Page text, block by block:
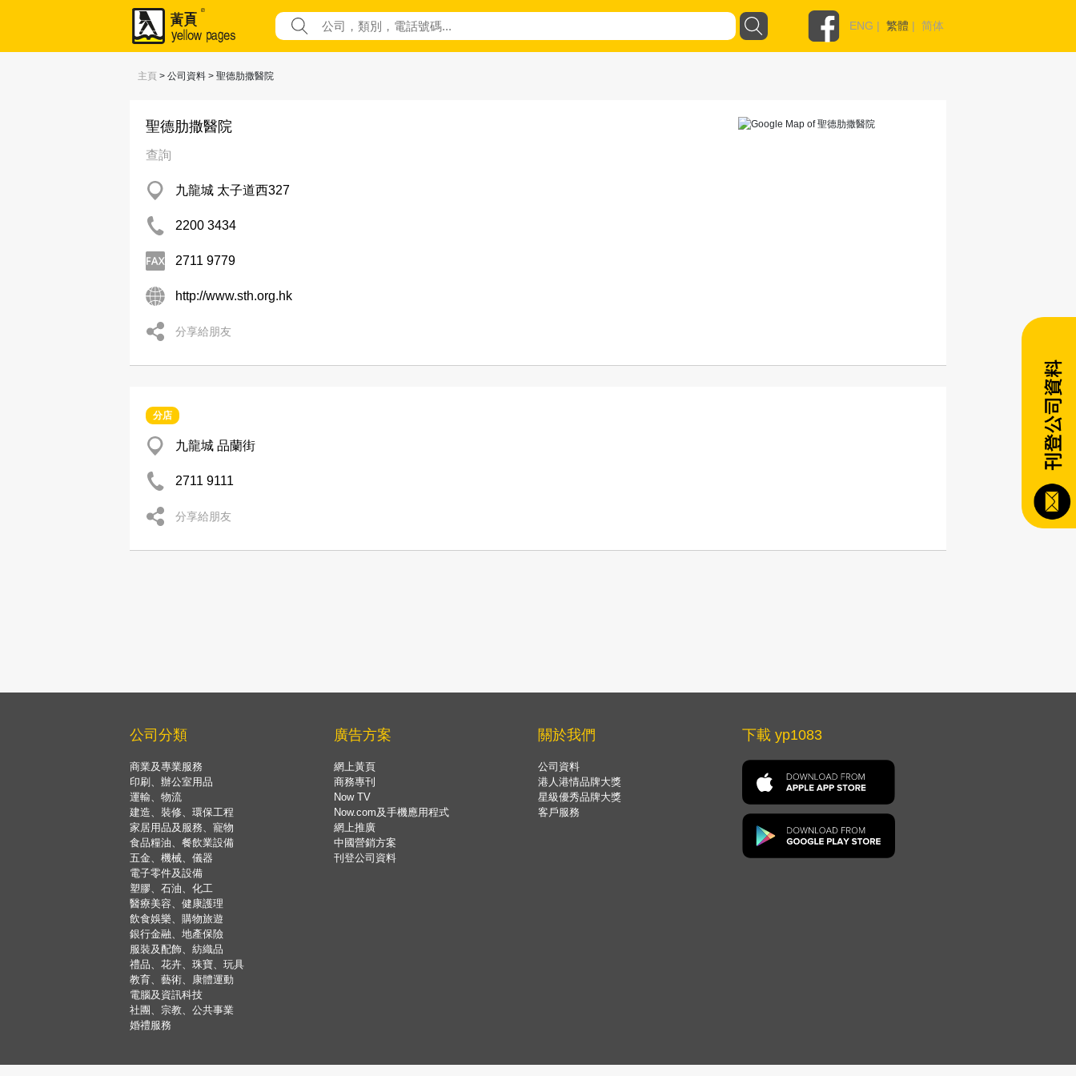
ENG | 繁體 | 简体
主頁 > 公司資料 > 聖德肋撒醫院
聖德肋撒醫院
查詢
九龍城 太子道西327
2200 3434
2711 9779
http://www.sth.org.hk
分享給朋友
分店
九龍城 品蘭街
2711 9111
分享給朋友
公司分類
商業及專業服務
印刷、辦公室用品
運輸、物流
建造、裝修、環保工程
家居用品及服務、寵物
食品糧油、餐飲業設備
五金、機械、儀器
電子零件及設備
塑膠、石油、化工
醫療美容、健康護理
飲食娛樂、購物旅遊
銀行金融、地產保險
服裝及配飾、紡織品
禮品、花卉、珠寶、玩具
教育、藝術、康體運動
電腦及資訊科技
社團、宗教、公共事業
婚禮服務
廣告方案
網上黃頁
商務專刊
Now TV
Now.com及手機應用程式
網上推廣
中國營銷方案
刊登公司資料
關於我們
公司資料
港人港情品牌大獎
星級優秀品牌大獎
客戶服務
下載 yp1083